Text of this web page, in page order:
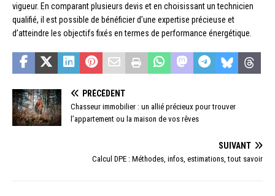
vigueur. En comparant plusieurs devis et en choisissant un technicien
qualifié, il est possible de bénéficier d’une expertise précieuse et
d’atteindre les objectifs fixés en termes de performance énergétique.
PRÉCÉDENT
Chasseur immobilier : un allié précieux pour trouver
l’appartement ou la maison de vos rêves
SUIVANT
Calcul DPE : Méthodes, infos, estimations, tout savoir